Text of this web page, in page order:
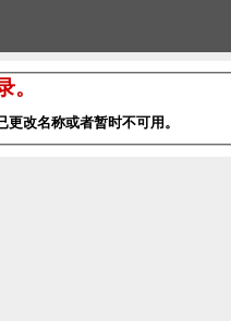
。
改名称或者暂时不可用。